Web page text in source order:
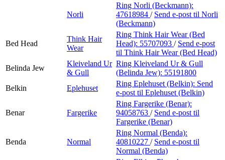
Norli
Ring Norli (Beckmann):
47618984 / Send e-post til Norli
(Beckmann)
Bed Head
Think Hair
Wear
Ring Think Hair Wear (Bed
Head): 55707093 / Send e-post
til Think Hair Wear (Bed Head)
Belinda Jew
Kleiveland Ur
& Gull
Ring Kleiveland Ur & Gull
(Belinda Jew): 55191800
Belkin
Eplehuset
Ring Eplehuset (Belkin): Send
e-post til Eplehuset (Belkin)
Benar Fargerike
Ring Fargerike (Benar):
94058763 / Send e-post til
Fargerike (Benar)
Benda Normal
Ring Normal (Benda):
40810227 / Send e-post til
Normal (Benda)